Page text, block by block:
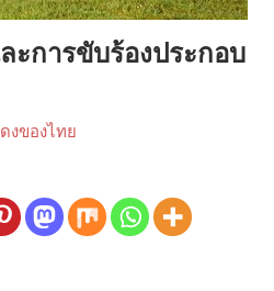
ะการขับร้องประกอบ
งของไทย